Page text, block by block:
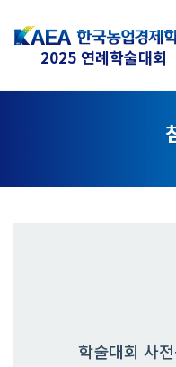
2025 연례학술대회
학술대회 사